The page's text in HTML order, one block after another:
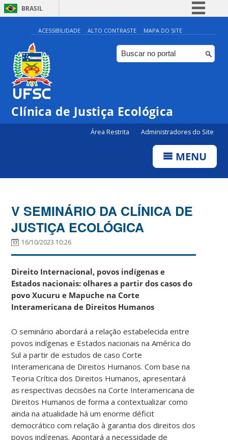
BRASIL
Simplifique!
Comunica BR
Participe
Canais
ACESSIBILIDADE ALTO CONTRASTE MAPA DO SITE
Clínica de Justiça Ecológica
Área Restrita Administradores do Site
MENU
V SEMINÁRIO DA CLÍNICA DE
JUSTIÇA ECOLÓGICA
16/10/2023 10:26
Direito Internacional, povos indígenas e
Estados nacionais: olhares a partir dos casos do
povo Xucuru e Mapuche na Corte
Interamericana de Direitos Humanos
O seminário abordará a relação estabelecida entre
povos indígenas e Estados nacionais na América do
Sul a partir de estudos de caso Corte
Interamericana de Direitos Humanos. Com base na
Teoria Crítica dos Direitos Humanos, apresentará
as respectivas decisões na Corte Interamericana de
Direitos Humanos de forma a contextualizar como
ainda na atualidade há um enorme déficit
democrático com relação à garantia dos direitos dos
povos indígenas. Apontará a necessidade de